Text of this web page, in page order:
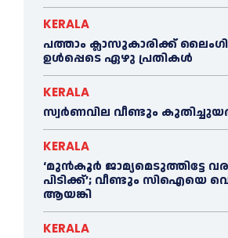
KERALA
പത്താം ക്ലാസുകാരിക്ക്
ഉള്‍പ്പെടെ ഏഴു പ്രതികള്‍
KERALA
സ്വർണവില വീണ്ടും
KERALA
‘മുൻ‌കൂര്‍ ജാമ്യമെടുത്തിട്ടേ
പിടിക്ക്’; വീണ്ടും സിഐയെ
ആയങ്കി
KERALA